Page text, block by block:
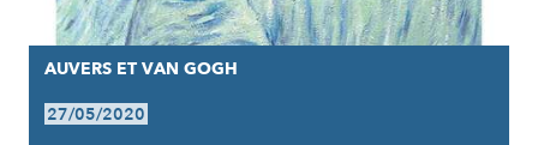
AUVERS ET VAN GOGH
27/05/2020